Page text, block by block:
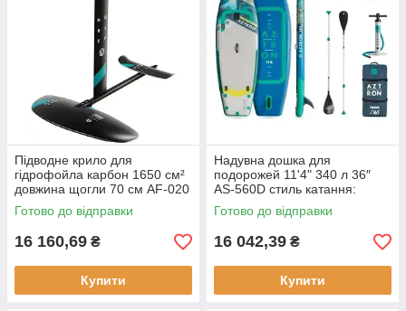
Підводне крило для
гідрофойла карбон 1650 см²
довжина щогли 70 см AF-020
вага 4.2 кг для професіоналів
Готово до відправки
16 160,69 ₴
Купити
Надувна дошка для
подорожей 11'4" 340 л 36″
AS-560D стиль катання:
прогулянковий товщина: 6 см
Готово до відправки
16 042,39 ₴
Купити